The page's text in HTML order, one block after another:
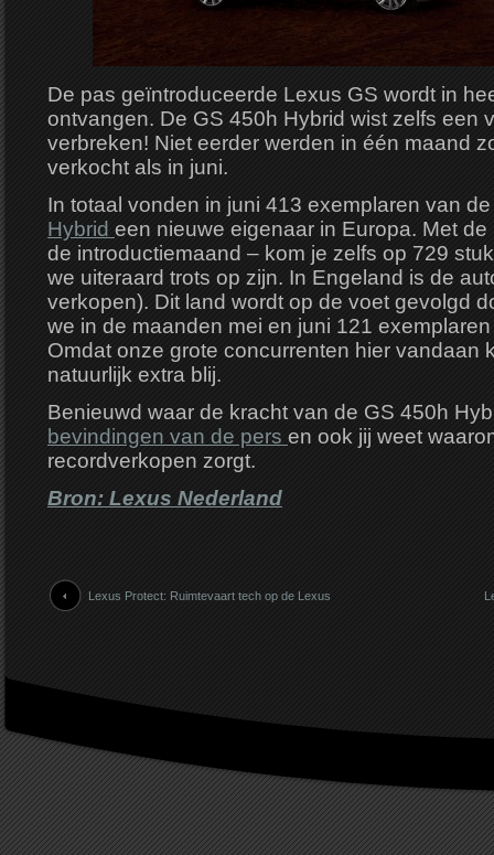
De pas geïntroduceerde Lexus GS wordt in
ontvangen. De GS 450h Hybrid wist zelfs een
verbreken! Niet eerder werden in één maand
verkocht als in juni.
In totaal vonden in juni 413 exemplaren van
Hybrid een nieuwe eigenaar in Europa. Met
de introductiemaand – kom je zelfs op 729
we uiteraard trots op zijn. In Engeland is de
verkopen). Dit land wordt op de voet gevolgd
we in de maanden mei en juni 121
Omdat onze grote concurrenten hier vandaan
natuurlijk extra blij.
Benieuwd waar de kracht van de GS 450h
bevindingen van de pers en ook jij weet
recordverkopen zorgt.
Bron: Lexus Nederland
Lexus Protect: Ruimtevaart tech op de Lexus